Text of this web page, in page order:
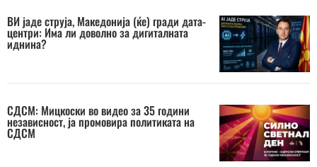
ВИ јаде струја, Македонија (ќе) гради дата-
центри: Има ли доволно за дигиталната
иднина?
СДСМ: Мицкоски во видео за 35 години
независност, ја промовира политиката на
СДСМ